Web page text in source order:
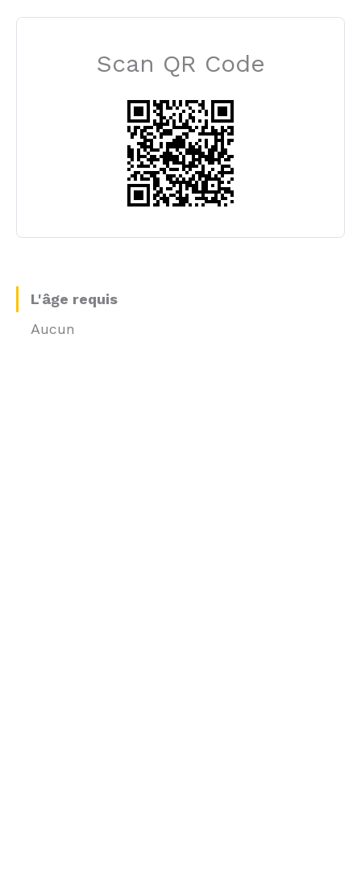
Scan QR Code
L'âge requis
Aucun